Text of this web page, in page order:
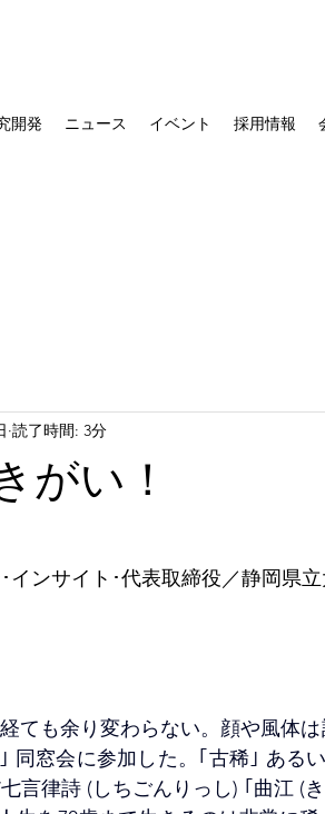
開発 ニュース イベント 採用情報
がい！
読了時間: 3分
インサイト･代表取締役／静岡県
経ても余り変わらない。顔や風体
同窓会に参加した。｢古稀｣ ある
言律詩 (しちごんりっし) ｢曲江 (